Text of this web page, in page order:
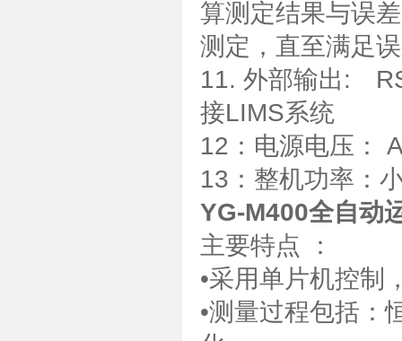
算测定结果与误
测定，直至满足
11. 外部输出:
接LIMS系统
12：电源电压：
13：整机功率：
YG-M400全自动
主要特点 ：
•采用单片机控制
•测量过程包括：